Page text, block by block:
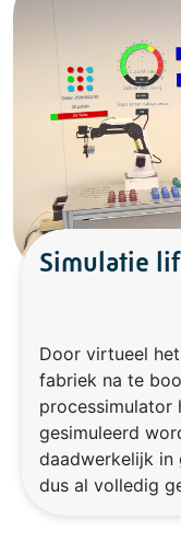
Simulatie
Door virtueel
fabriek na te
processimulator
gesimuleerd
daadwerkelijk in
dus al volledig